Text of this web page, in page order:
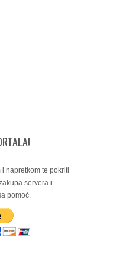
napretkom te pokriti
servera i
pomoć.